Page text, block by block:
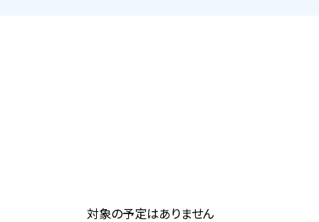
対象の予定はありません